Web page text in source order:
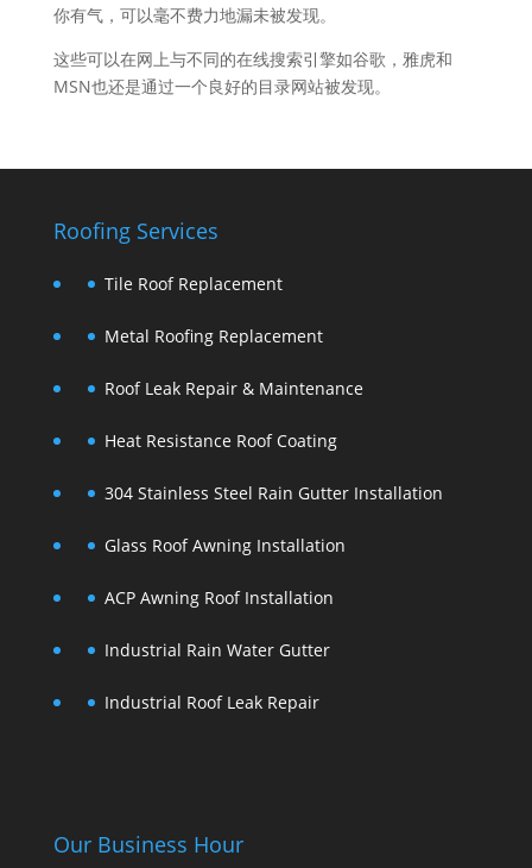
你有气，可以毫不费力地漏未被发现。
这些可以在网上与不同的在线搜索引擎如谷歌，雅虎和
MSN也还是通过一个良好的目录网站被发现。
Roofing Services
Tile Roof Replacement
Metal Roofing Replacement
Roof Leak Repair & Maintenance
Heat Resistance Roof Coating
304 Stainless Steel Rain Gutter Installation
Glass Roof Awning Installation
ACP Awning Roof Installation
Industrial Rain Water Gutter
Industrial Roof Leak Repair
Our Business Hour